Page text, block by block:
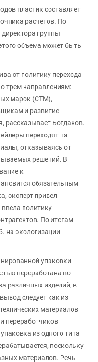
пластик составляет
расчетов. По
директора группы
объема может быть
политику перехода
трем направлениям:
марок (СТМ),
и развитие
рассказывает Богданов.
переходят на
отказываясь от
решений. В
к
обязательным
эксперт привел
политику
По итогам
на экологизации
упаковки
переработана во
различных изделий, в
следует как из
материалов
переработчиков
из одного типа
поскольку
материалов. Речь